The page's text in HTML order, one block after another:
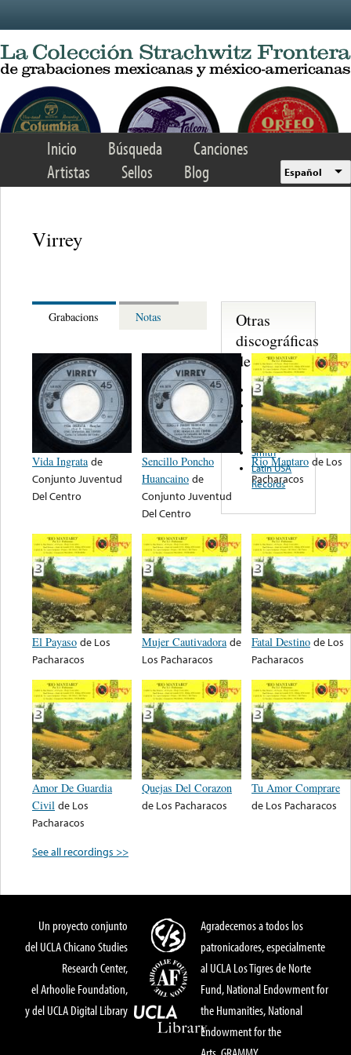
Inicio Búsqueda
Canciones
Artistas
Sellos Blog Español
Virrey
Grabacions Notas
Vida Ingrata de
Conjunto Juventud
Del Centro
Sencillo Poncho
Huancaino de
Conjunto Juventud
Del Centro
Rio Mantaro de Los
Pacharacos
El Payaso de Los
Pacharacos
Mujer Cautivadora de
Los Pacharacos
Fatal Destino de Los
Pacharacos
Amor De Guardia
Civil de Los
Pacharacos
Quejas Del Corazon
de Los Pacharacos
Tu Amor Comprare
de Los Pacharacos
See all recordings >>
Otras
discográficas
de nota ...
Chasqui
Sono Radio
Discos Del
Puerto
Smith
Latin USA
Records
Un proyecto conjunto
del UCLA Chicano Studies
Research Center,
el Arhoolie Foundation,
y del UCLA Digital Library
Agradecemos a todos los
patronicadores, especialmente
al UCLA Los Tigres de Norte
Fund, National Endowment for
the Humanities, National
Endowment for the